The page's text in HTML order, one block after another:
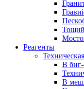
Тощий
Реагенты
В биг-
В